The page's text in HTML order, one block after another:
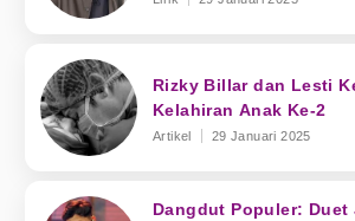
Rizky Billar dan Lesti
Kelahiran Anak Ke-2
Artikel 29 Januari 2025
Dangdut Populer: Duet